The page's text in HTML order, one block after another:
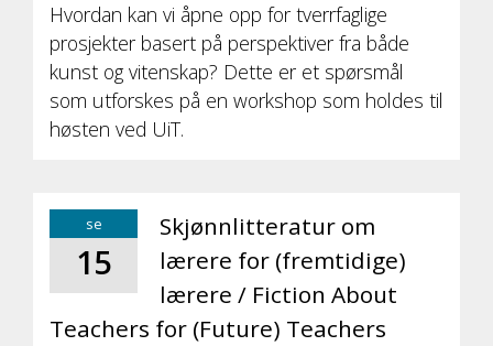
Hvordan kan vi åpne opp for tverrfaglige
prosjekter basert på perspektiver fra både
kunst og vitenskap? Dette er et spørsmål
som utforskes på en workshop som holdes til
høsten ved UiT.
se
15
Skjønnlitteratur om
lærere for (fremtidige)
lærere / Fiction About
Teachers for (Future) Teachers